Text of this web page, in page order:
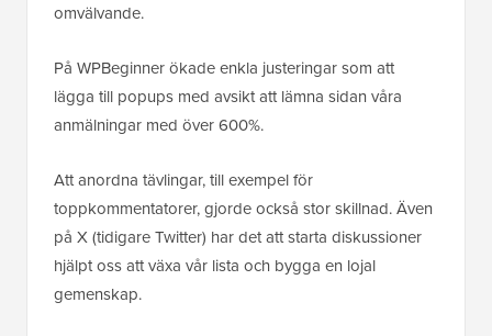
omvälvande.
På WPBeginner ökade enkla justeringar som att
lägga till popups med avsikt att lämna sidan våra
anmälningar med över 600%.
Att anordna tävlingar, till exempel för
toppkommentatorer, gjorde också stor skillnad. Även
på X (tidigare Twitter) har det att starta diskussioner
hjälpt oss att växa vår lista och bygga en lojal
gemenskap.